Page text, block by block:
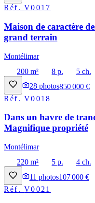
Réf.V0017
Maison de caractère
grand terrain
Montélimar
200 m²
8 p. 5 ch.
28 photos850 000 €
Réf.V0018
Dans un havre de
Magnifique propriété
Montélimar
220 m²
5 p. 4 ch.
11 photos107 000 €
Réf.V0021